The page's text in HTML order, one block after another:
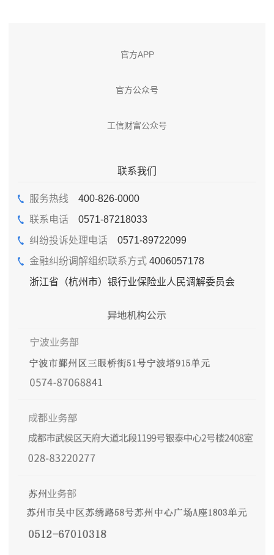
官方APP
官方公众号
工信财富公众号
联系我们
服务热线 400-826-0000
联系电话0571-87218033
纠纷投诉处理电话0571-89722099
金融纠纷调解组织联系方式4006057178
浙江省（杭州市）银行业保险业人民调解委员会